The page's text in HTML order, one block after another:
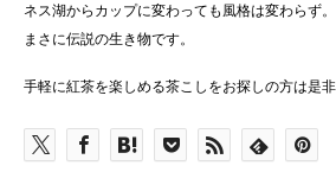
ネス湖からカップに変わっても風格は変わらず。
まさに伝説の生き物です。
手軽に紅茶を楽しめる茶こしをお探しの方は是非